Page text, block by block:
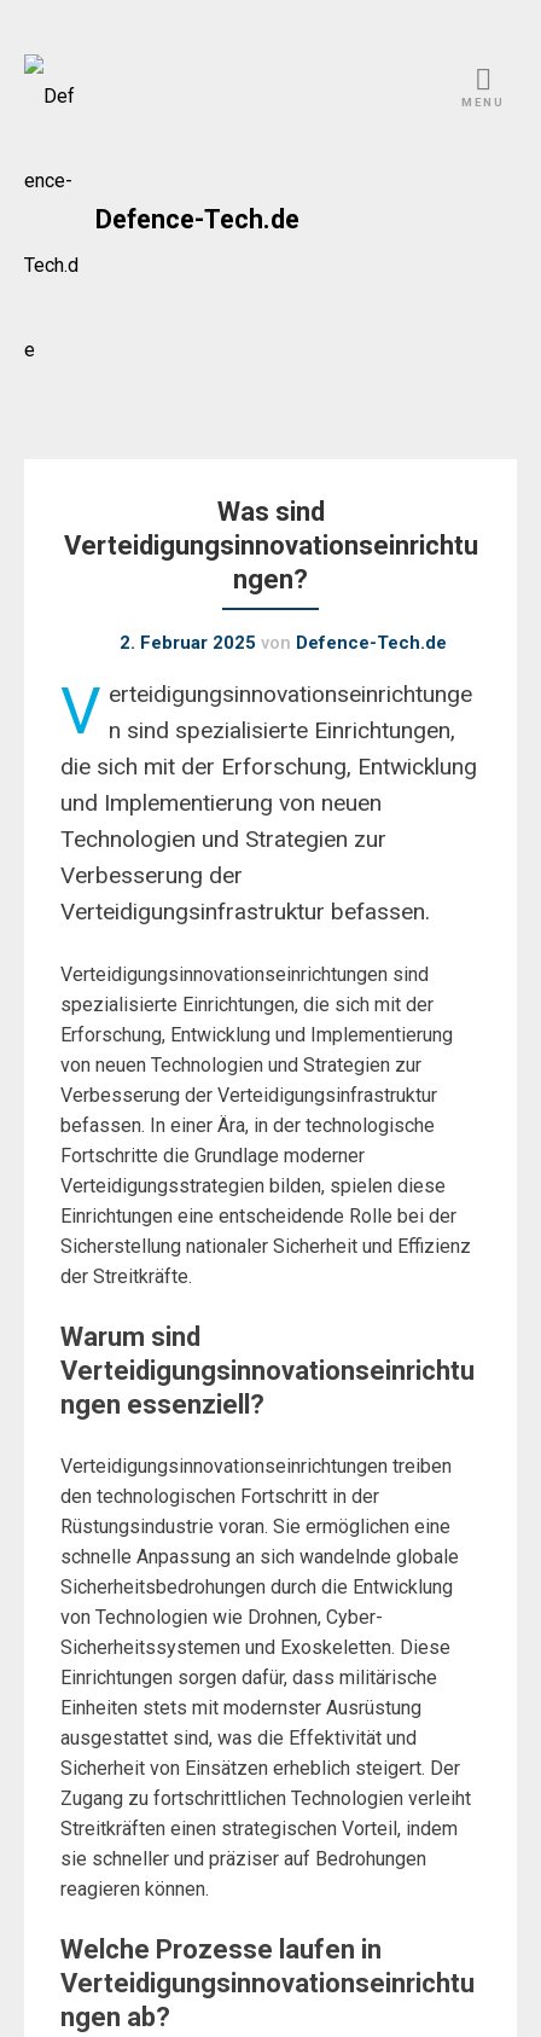
Skip
Defence-Tech.de
MENU
Was sind
Verteidigungsinnovationseinrichtu
ngen?
2. Februar 2025 von Defence-Tech.de
V erteidigungsinnovationseinrichtunge
n sind spezialisierte Einrichtungen,
die sich mit der Erforschung, Entwicklung
und Implementierung von neuen
Technologien und Strategien zur
Verbesserung der
Verteidigungsinfrastruktur befassen.
Verteidigungsinnovationseinrichtungen sind
spezialisierte Einrichtungen, die sich mit der
Erforschung, Entwicklung und Implementierung
von neuen Technologien und Strategien zur
Verbesserung der Verteidigungsinfrastruktur
befassen. In einer Ära, in der technologische
Fortschritte die Grundlage moderner
Verteidigungsstrategien bilden, spielen diese
Einrichtungen eine entscheidende Rolle bei der
Sicherstellung nationaler Sicherheit und Effizienz
der Streitkräfte.
Warum sind
Verteidigungsinnovationseinrichtu
ngen essenziell?
Verteidigungsinnovationseinrichtungen treiben
den technologischen Fortschritt in der
Rüstungsindustrie voran. Sie ermöglichen eine
schnelle Anpassung an sich wandelnde globale
Sicherheitsbedrohungen durch die Entwicklung
von Technologien wie Drohnen, Cyber-
Sicherheitssystemen und Exoskeletten. Diese
Einrichtungen sorgen dafür, dass militärische
Einheiten stets mit modernster Ausrüstung
ausgestattet sind, was die Effektivität und
Sicherheit von Einsätzen erheblich steigert. Der
Zugang zu fortschrittlichen Technologien verleiht
Streitkräften einen strategischen Vorteil, indem
sie schneller und präziser auf Bedrohungen
reagieren können.
Welche Prozesse laufen in
Verteidigungsinnovationseinrichtu
ngen ab?